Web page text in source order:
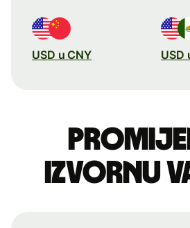
USD u CNY USD
izvornu